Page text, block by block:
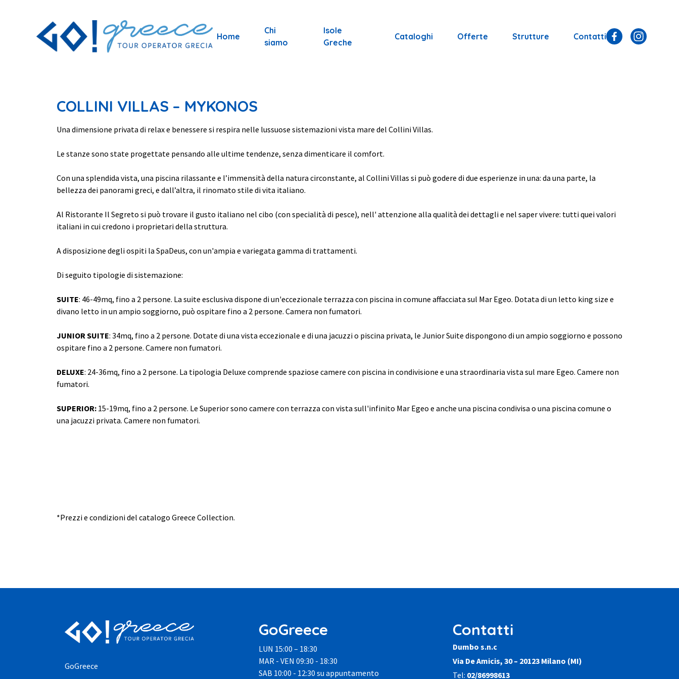
Home
Chi
siamo
Isole
Greche
Cataloghi Offerte Strutture Contatti
COLLINI VILLAS – MYKONOS
Una dimensione privata di relax e benessere si respira nelle lussuose sistemazioni vista mare del Collini Villas.
Le stanze sono state progettate pensando alle ultime tendenze, senza dimenticare il comfort.
Con una splendida vista, una piscina rilassante e l’immensità della natura circonstante, al Collini Villas si può godere di due esperienze in una: da una parte, la
bellezza dei panorami greci, e dall’altra, il rinomato stile di vita italiano.
Al Ristorante Il Segreto si può trovare il gusto italiano nel cibo (con specialità di pesce), nell' attenzione alla qualità dei dettagli e nel saper vivere: tutti quei valori
italiani in cui credono i proprietari della struttura.
A disposizione degli ospiti la SpaDeus, con un'ampia e variegata gamma di trattamenti.
Di seguito tipologie di sistemazione:
SUITE: 46-49mq, fino a 2 persone. La suite esclusiva dispone di un'eccezionale terrazza con piscina in comune affacciata sul Mar Egeo. Dotata di un letto king size e
divano letto in un ampio soggiorno, può ospitare fino a 2 persone. Camera non fumatori.
JUNIOR SUITE: 34mq, fino a 2 persone. Dotate di una vista eccezionale e di una jacuzzi o piscina privata, le Junior Suite dispongono di un ampio soggiorno e possono
ospitare fino a 2 persone. Camere non fumatori.
DELUXE: 24-36mq, fino a 2 persone. La tipologia Deluxe comprende spaziose camere con piscina in condivisione e una straordinaria vista sul mare Egeo. Camere non
fumatori.
SUPERIOR: 15-19mq, fino a 2 persone. Le Superior sono camere con terrazza con vista sull'infinito Mar Egeo e anche una piscina condivisa o una piscina comune o
una jacuzzi privata. Camere non fumatori.
*Prezzi e condizioni del catalogo Greece Collection.
GoGreece
GoGreece
LUN 15:00 – 18:30
MAR - VEN 09:30 - 18:30
SAB 10:00 - 12:30 su appuntamento
Contatti
Dumbo s.n.c
Via De Amicis, 30 – 20123 Milano (MI)
Tel: 02/86998613